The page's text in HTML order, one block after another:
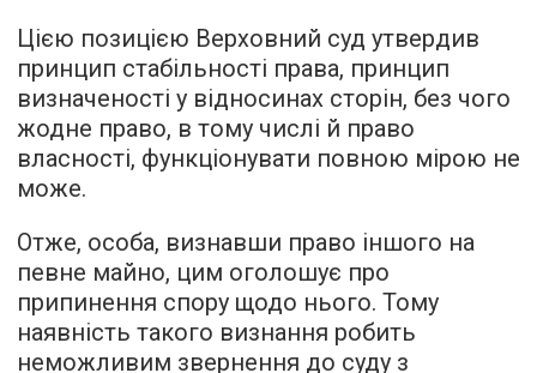
Цією позицією Верховний суд утвердив
принцип стабільності права, принцип
визначеності у відносинах сторін, без чого
жодне право, в тому числі й право
власності, функціонувати повною мірою не
може.
Отже, особа, визнавши право іншого на
певне майно, цим оголошує про
припинення спору щодо нього. Тому
наявність такого визнання робить
неможливим звернення до суду з